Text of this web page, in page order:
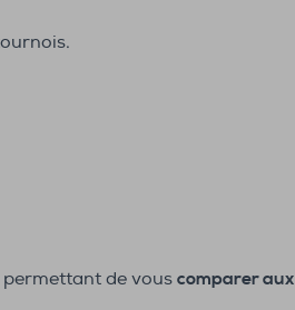
de vous comparer aux